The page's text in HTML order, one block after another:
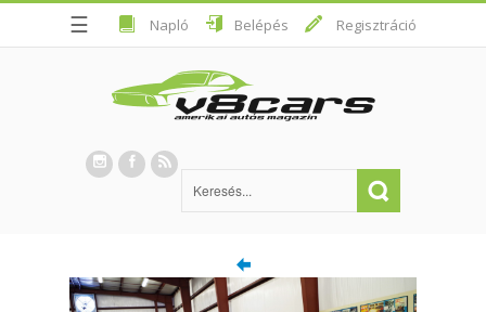
☰ Napló Belépés Regisztráció